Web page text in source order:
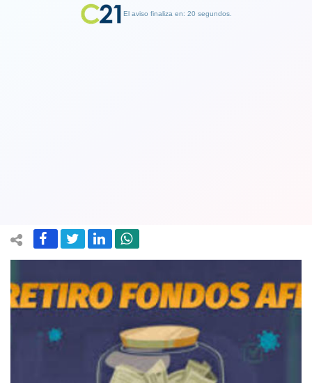
El aviso finaliza en: 19 segundos.